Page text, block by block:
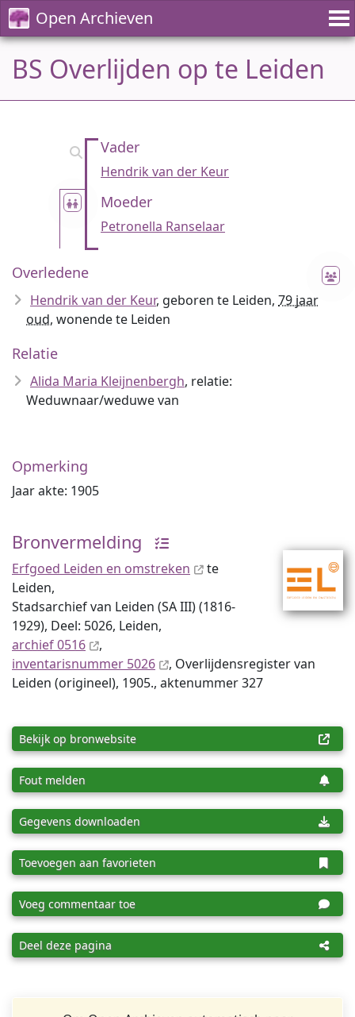
Open Archieven
BS Overlijden op te Leiden
Vader
Hendrik van der Keur
Moeder
Petronella Ranselaar
Overledene
Hendrik van der Keur, geboren te Leiden, 79 jaar
oud, wonende te Leiden
Relatie
Alida Maria Kleijnenbergh, relatie:
Weduwnaar/weduwe van
Opmerking
Jaar akte: 1905
Bronvermelding
Erfgoed Leiden en omstreken
te
Leiden,
Stadsarchief van Leiden (SA III) (1816-
1929), Deel: 5026, Leiden,
archief 0516
,
inventaris­num­mer 5026
, Overlijdensregister van
Leiden (origineel), 1905., aktenummer 327
Bekijk op bronwebsite
Fout melden
Gegevens downloaden
Toevoegen aan favorieten
Voeg commentaar toe
Deel deze pagina